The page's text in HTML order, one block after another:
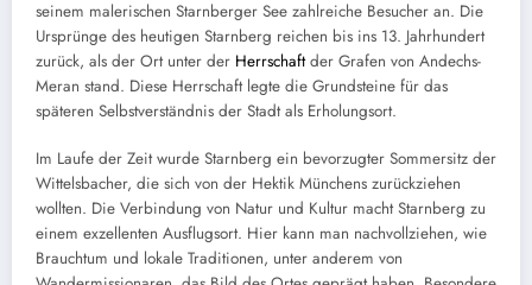
seinem malerischen Starnberger See zahlreiche Besucher an. Die
Ursprünge des heutigen Starnberg reichen bis ins 13. Jahrhundert
zurück, als der Ort unter der Herrschaftder Grafen von Andechs-
Meran stand. Diese Herrschaft legte die Grundsteine für das
späteren Selbstverständnis der Stadt als Erholungsort.
Im Laufe der Zeit wurde Starnberg ein bevorzugter Sommersitz der
Wittelsbacher, die sich von der Hektik Münchens zurückziehen
wollten. Die Verbindung von Natur und Kultur macht Starnberg zu
einem exzellenten Ausflugsort. Hier kann man nachvollziehen, wie
Brauchtum und lokale Traditionen, unter anderem von